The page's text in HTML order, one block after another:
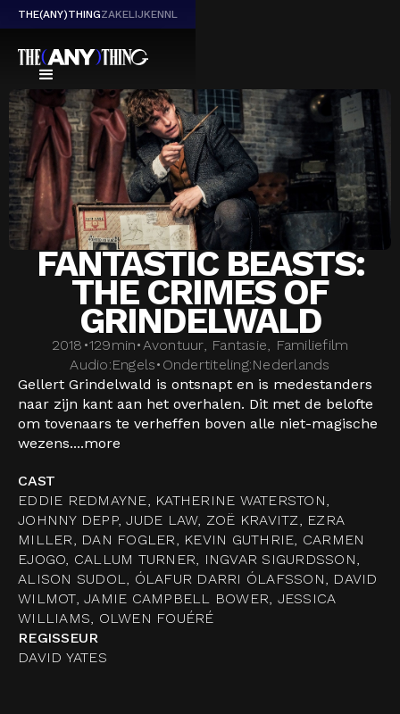
THE(ANY)THINGZAKELIJKENNL
FANTASTIC BEASTS:
THE CRIMES OF
GRINDELWALD
2018 •129min•Avontuur, Fantasie, Familiefilm
Audio:Engels• Ondertiteling:Nederlands
Gellert Grindelwald is ontsnapt en is medestanders
naar zijn kant aan het overhalen. Dit met de belofte
om tovenaars te verheffen boven alle niet-magische
wezens....more
CAST
EDDIE REDMAYNE, KATHERINE WATERSTON,
JOHNNY DEPP, JUDE LAW, ZOË KRAVITZ, EZRA
MILLER, DAN FOGLER, KEVIN GUTHRIE, CARMEN
EJOGO, CALLUM TURNER, INGVAR SIGURDSSON,
ALISON SUDOL, ÓLAFUR DARRI ÓLAFSSON, DAVID
WILMOT, JAMIE CAMPBELL BOWER, JESSICA
WILLIAMS, OLWEN FOUÉRÉ
REGISSEUR
DAVID YATES